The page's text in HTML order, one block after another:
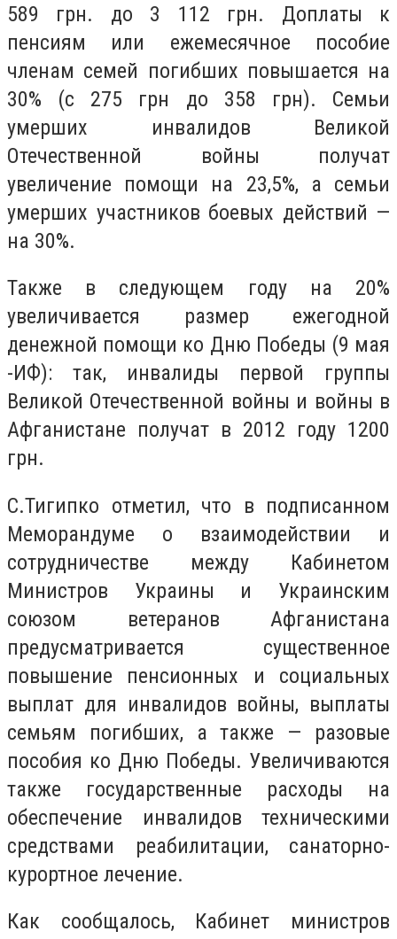
589 грн. до 3 112 грн. Доплаты к
пенсиям или ежемесячное пособие
членам семей погибших повышается на
30% (с 275 грн до 358 грн). Семьи
умерших инвалидов Великой
Отечественной войны получат
увеличение помощи на 23,5%, а семьи
умерших участников боевых действий —
на 30%.
Также в следующем году на 20%
увеличивается размер ежегодной
денежной помощи ко Дню Победы (9 мая
-ИФ): так, инвалиды первой группы
Великой Отечественной войны и войны в
Афганистане получат в 2012 году 1200
грн.
С.Тигипко отметил, что в подписанном
Меморандуме о взаимодействии и
сотрудничестве между Кабинетом
Министров Украины и Украинским
союзом ветеранов Афганистана
предусматривается существенное
повышение пенсионных и социальных
выплат для инвалидов войны, выплаты
семьям погибших, а также — разовые
пособия ко Дню Победы. Увеличиваются
также государственные расходы на
обеспечение инвалидов техническими
средствами реабилитации, санаторно-
курортное лечение.
Как сообщалось, Кабинет министров